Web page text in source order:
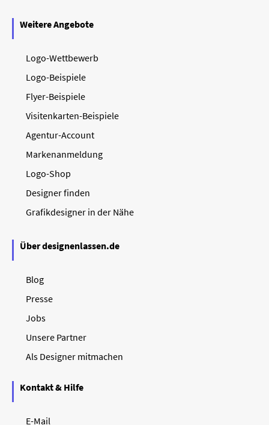
Weitere Angebote
Logo-Wettbewerb
Logo-Beispiele
Flyer-Beispiele
Visitenkarten-Beispiele
Agentur-Account
Markenanmeldung
Logo-Shop
Designer finden
Grafikdesigner in der Nähe
Über designenlassen.de
Blog
Presse
Jobs
Unsere Partner
Als Designer mitmachen
Kontakt & Hilfe
E-Mail